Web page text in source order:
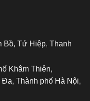
Tứ Hiệp, Thanh
Khâm Thiên,
Thành phố Hà Nội,